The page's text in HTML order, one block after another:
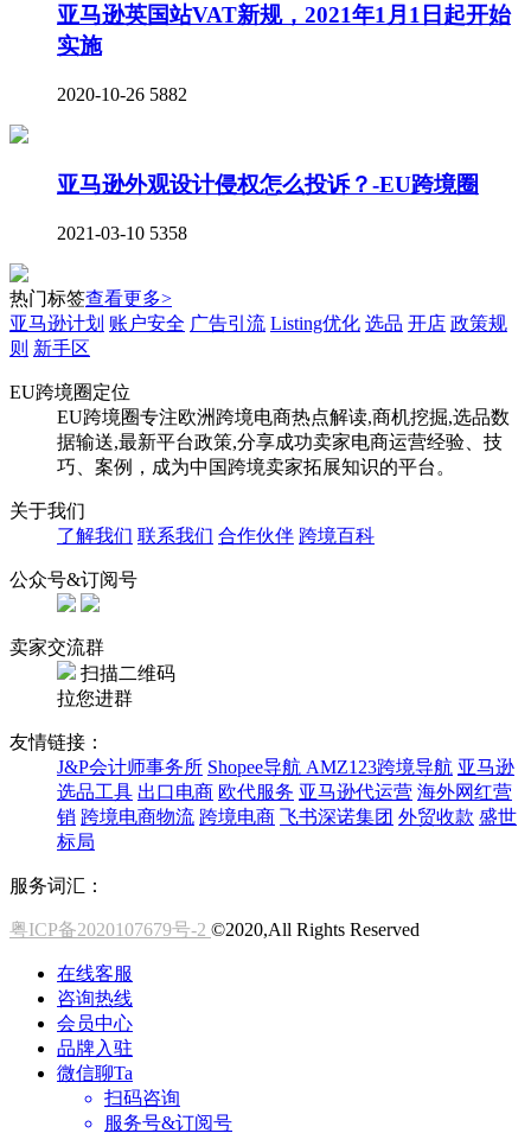
亚马逊英国站VAT新规，2021年1月1日起开始
实施
2020-10-26 5882
亚马逊外观设计侵权怎么投诉？-EU跨境圈
2021-03-10 5358
热门标签查看更多>
亚马逊计划 账户安全 广告引流 Listing优化 选品 开店 政策规
则 新手区
EU跨境圈定位
EU跨境圈专注欧洲跨境电商热点解读,商机挖掘,选品数
据输送,最新平台政策,分享成功卖家电商运营经验、技
巧、案例，成为中国跨境卖家拓展知识的平台。
关于我们
了解我们 联系我们 合作伙伴 跨境百科
公众号&订阅号
卖家交流群
扫描二维码
拉您进群
友情链接：
J&P会计师事务所 Shopee导航 AMZ123跨境导航 亚马逊
选品工具 出口电商 欧代服务 亚马逊代运营 海外网红营
销 跨境电商物流 跨境电商 飞书深诺集团 外贸收款 盛世
标局
服务词汇：
粤ICP备2020107679号-2 ©2020,All Rights Reserved
在线客服
咨询热线
会员中心
品牌入驻
微信聊Ta
扫码咨询
服务号&订阅号